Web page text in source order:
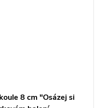
8 cm "Osázej si